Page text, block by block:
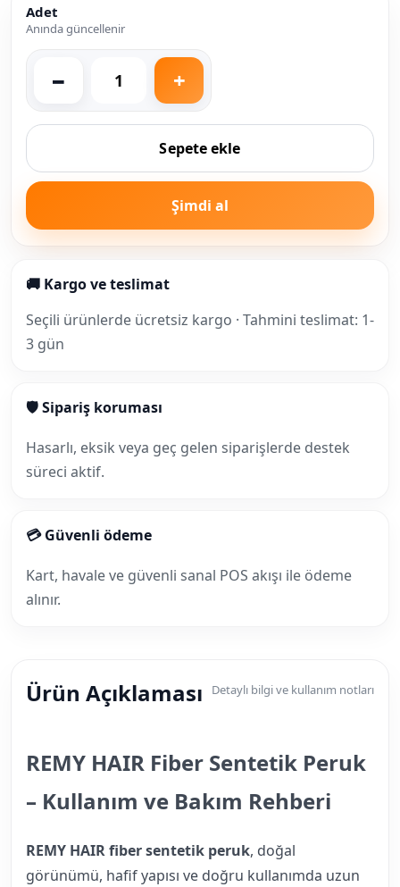
Adet
Anında güncellenir
Sepete ekle
Şimdi al
🚚 Kargo ve teslimat
Seçili ürünlerde ücretsiz kargo · Tahmini teslimat: 1-
3 gün
🛡 Sipariş koruması
Hasarlı, eksik veya geç gelen siparişlerde destek
süreci aktif.
💳 Güvenli ödeme
Kart, havale ve güvenli sanal POS akışı ile ödeme
alınır.
Ürün Açıklaması Detaylı bilgi ve kullanım notları
REMY HAIR Fiber Sentetik Peruk
– Kullanım ve Bakım Rehberi
REMY HAIR fiber sentetik peruk, doğal
görünümü, hafif yapısı ve doğru kullanımda uzun